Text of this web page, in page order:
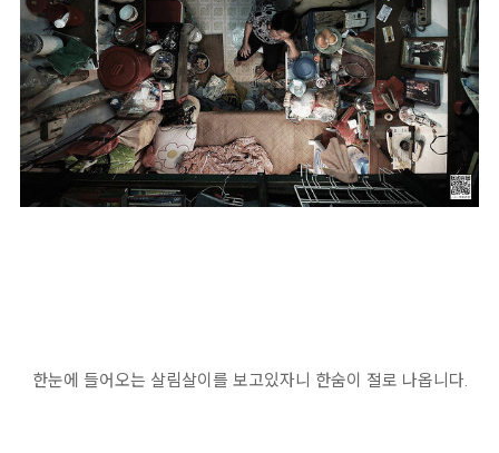
한눈에 들어오는 살림살이를 보고있자니 한숨이 절로 나옵니다.